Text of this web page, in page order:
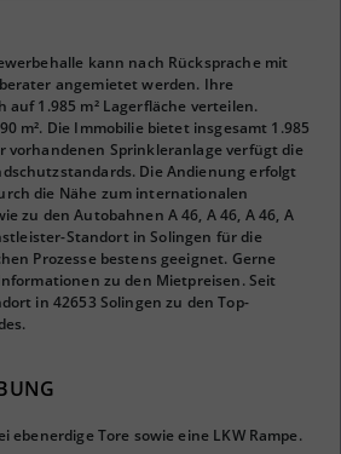
kann nach Rücksprache mit
angemietet werden. Ihre
auf 1.985 m² Lagerfläche verteilen.
m². Die Immobilie bietet insgesamt 1.985
vorhandenen Sprinkleranlage verfügt die
Die Andienung erfolgt
die Nähe zum internationalen
zu den Autobahnen A 46, A 46, A 46, A
Standort in Solingen für die
Prozesse bestens geeignet. Gerne
zu den Mietpreisen. Seit
in 42653 Solingen zu den Top-
ebenerdige Tore sowie eine LKW Rampe.